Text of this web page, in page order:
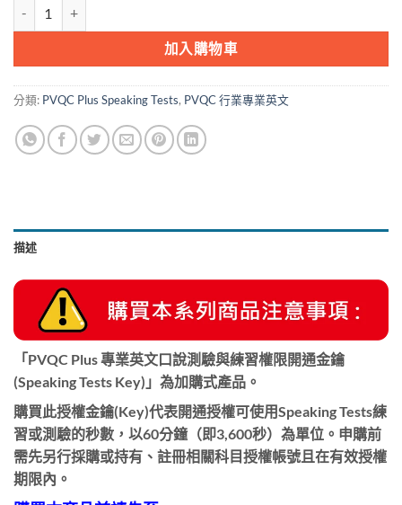
加入購物車
分類: PVQC Plus Speaking Tests, PVQC 行業專業英文
描述
「PVQC Plus 專業英文口說測驗與練習權限開通金鑰
(Speaking Tests Key)」為加購式產品 。
購買此授權金鑰(Key)代表開通授權可使用Speaking Tests練
習或測驗的秒數，以60分鐘（即3,600秒）為單位。申購前
需先另行採購或持有、註冊相關科目授權帳號且在有效授權
期限內。